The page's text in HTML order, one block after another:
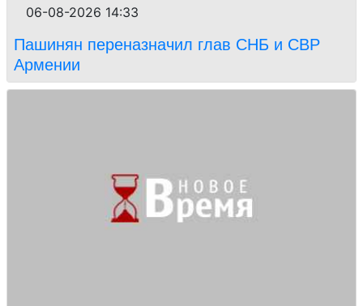
06-08-2026 14:33
Пашинян переназначил глав СНБ и СВР
Армении